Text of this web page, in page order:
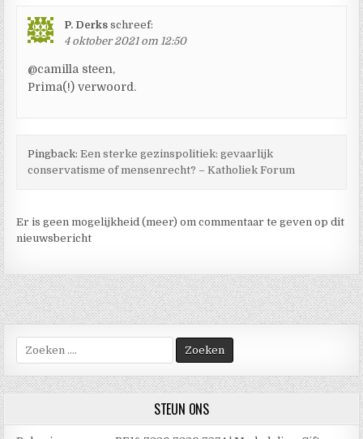
P. Derks schreef:
4 oktober 2021 om 12:50
@camilla steen,
Prima(!) verwoord.
Pingback:Een sterke gezinspolitiek: gevaarlijk
conservatisme of mensenrecht? – Katholiek Forum
Er is geen mogelijkheid (meer) om commentaar te geven op dit
nieuwsbericht
naar:
STEUN ONS